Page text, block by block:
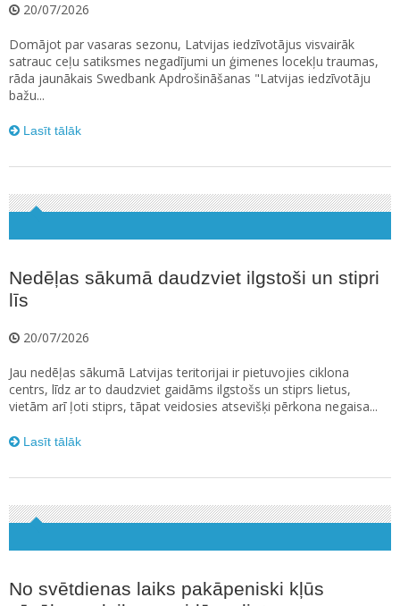
20/07/2026
Domājot par vasaras sezonu, Latvijas iedzīvotājus visvairāk
satrauc ceļu satiksmes negadījumi un ģimenes locekļu traumas,
rāda jaunākais Swedbank Apdrošināšanas "Latvijas iedzīvotāju
bažu...
Lasīt tālāk
Nedēļas sākumā daudzviet ilgstoši un stipri
līs
20/07/2026
Jau nedēļas sākumā Latvijas teritorijai ir pietuvojies ciklona
centrs, līdz ar to daudzviet gaidāms ilgstošs un stiprs lietus,
vietām arī ļoti stiprs, tāpat veidosies atsevišķi pērkona negaisa...
Lasīt tālāk
No svētdienas laiks pakāpeniski kļūs